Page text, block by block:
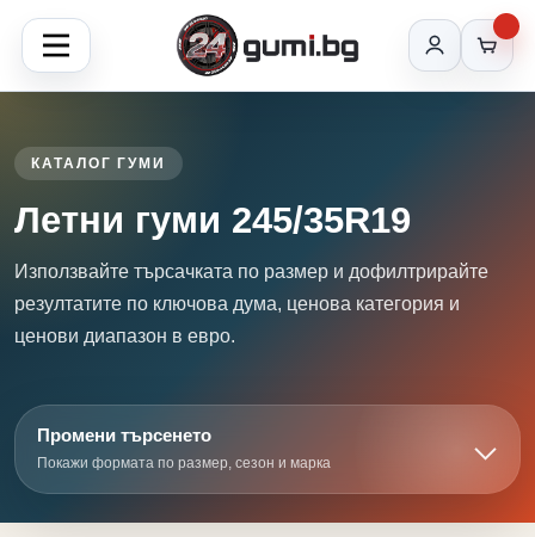
КАТАЛОГ ГУМИ
Летни гуми 245/35R19
Използвайте търсачката по размер и дофилтрирайте
резултатите по ключова дума, ценова категория и
ценови диапазон в евро.
Промени търсенето
Покажи формата по размер, сезон и марка